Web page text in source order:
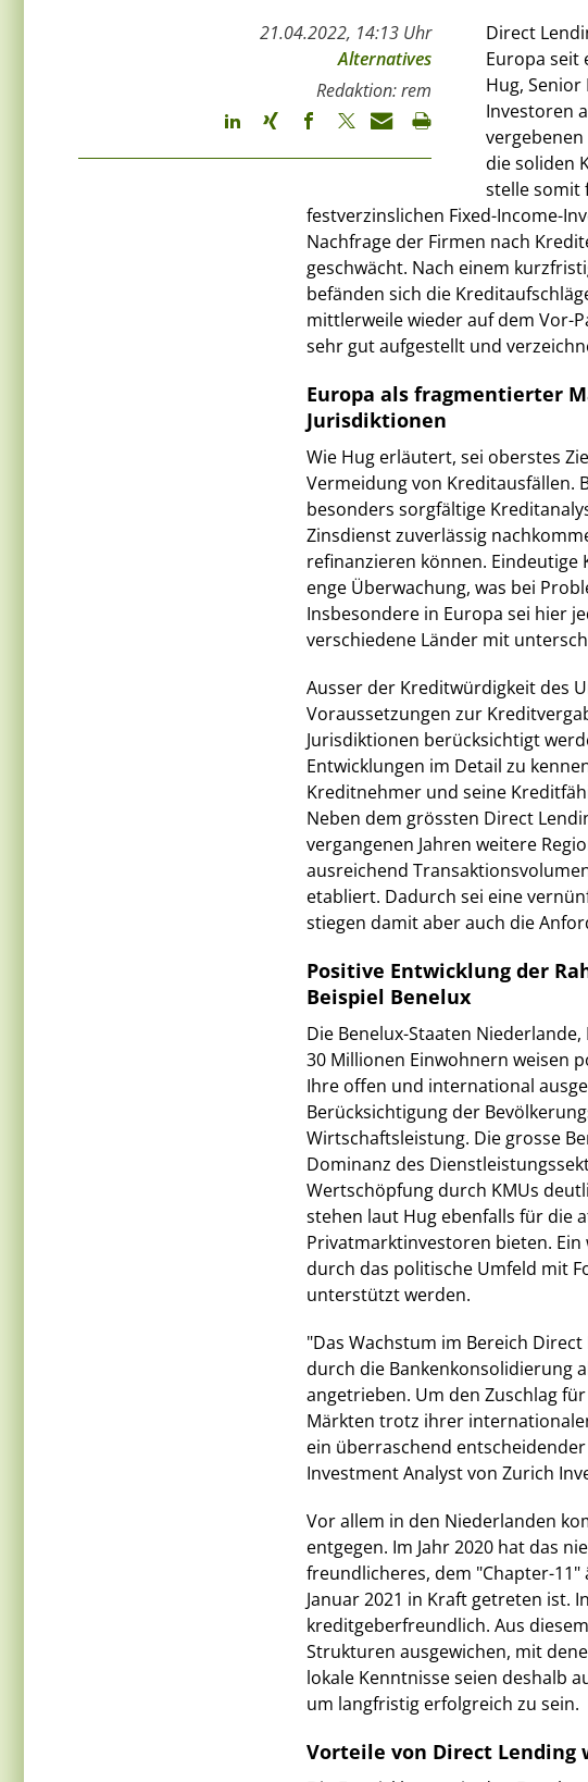
21.04.2022, 14:13 Uhr
Alternatives
Redaktion: rem
Direct
Europa seit
Hug,
Investoren
die soliden
stelle somit
festverzinslichen Fixed-Income-
Nachfrage der Firmen nach
geschwächt. Nach einem
befänden sich die
mittlerweile wieder auf dem Vor-
sehr gut aufgestellt und
Europa als fragmentierter
Jurisdiktionen
Wie Hug erläutert, sei oberstes
Vermeidung von Kreditausfällen.
besonders sorgfältige
Zinsdienst zuverlässig
refinanzieren können.
enge Überwachung, was bei
Insbesondere in Europa sei hier
verschiedene Länder mit
Ausser der Kreditwürdigkeit des
Voraussetzungen zur
Jurisdiktionen berücksichtigt
Entwicklungen im Detail zu
Kreditnehmer und seine
Neben dem grössten Direct
vergangenen Jahren weitere
ausreichend
etabliert. Dadurch sei eine
stiegen damit aber auch die
Positive Entwicklung der
Beispiel Benelux
Die Benelux-Staaten
30 Millionen Einwohnern weisen
Ihre offen und international
Berücksichtigung der
Wirtschaftsleistung. Die grosse
Dominanz des
Wertschöpfung durch KMUs
stehen laut Hug ebenfalls für die
Privatmarktinvestoren bieten.
durch das politische Umfeld mit
unterstützt werden.
"Das Wachstum im Bereich
durch die Bankenkonsolidierung
angetrieben. Um den Zuschlag
Märkten trotz ihrer
ein überraschend
Investment Analyst von Zurich
Vor allem in den Niederlanden
entgegen. Im Jahr 2020 hat das
freundlicheres, dem "Chapter-11"
Januar 2021 in Kraft getreten ist.
kreditgeberfreundlich. Aus
Strukturen ausgewichen, mit
lokale Kenntnisse seien deshalb
um langfristig erfolgreich zu sein.
Vorteile von Direct